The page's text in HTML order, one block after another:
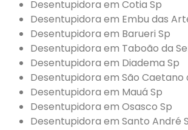
Desentupidora em Cotia Sp
Desentupidora em Embu das
Desentupidora em Barueri Sp
Desentupidora em Taboão da
Desentupidora em Diadema Sp
Desentupidora em São Caetano
Desentupidora em Mauá Sp
Desentupidora em Osasco Sp
Desentupidora em Santo André